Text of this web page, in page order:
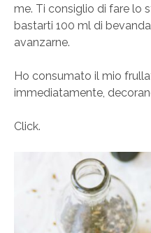
me. Ti consiglio di fare lo
bastarti 100 ml di
avanzarne.
Ho consumato il mio
immediatamente,
Click.